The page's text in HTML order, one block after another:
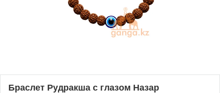
Браслет Рудракша с глазом Назар